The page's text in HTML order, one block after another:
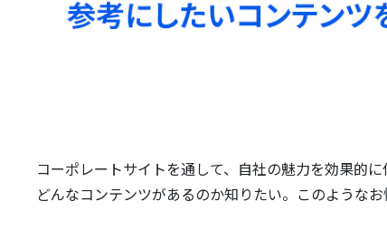
コーポレートサイトを通して、自社の魅力を効果的
どんなコンテンツがあるのか知りたい。このような